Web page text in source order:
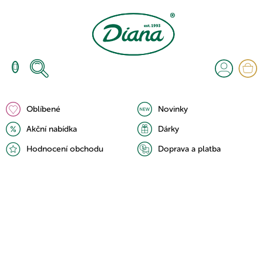
Oblíbené
Novinky
Akční nabídka
Dárky
Hodnocení obchodu
Doprava a platba